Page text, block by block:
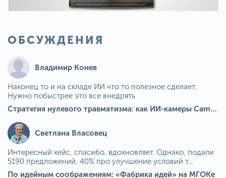
ОБСУЖДЕНИЯ
Владимир Конев
Наконец то и на складе ИИ что то полезное сделает.
Нужно побыстрее это все внедрять
Стратегия нулевого травматизма: как ИИ-камеры Camkord снижают риск наезда на пешехода при работе на погрузчике
Светлана Власовец
Интересный кейс, спасибо, вдохновляет. Однако, подали
5190 предложений, 40% про улучшение условий т...
По идейным соображениям: «Фабрика идей» на МГОКе